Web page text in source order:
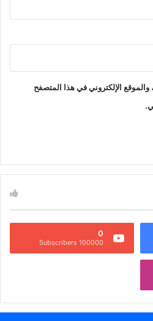
الإلكتروني في هذا المتصفح
0
100000 Subscribers